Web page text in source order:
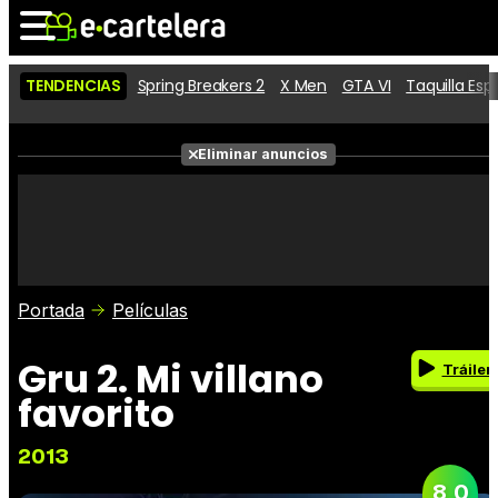
Noticias
Cartelera
Críticas
TENDENCIAS Spring Breakers 2 X Men GTA VI Taquilla
Eliminar anuncios
Portada Películas
Gru 2. Mi villano
favorito
2013
Tráiler
8,0